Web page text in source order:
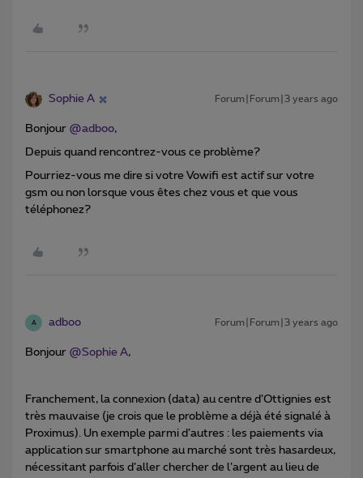
Sophie A Forum|Forum|3 years ago
Bonjour @adboo,
Depuis quand rencontrez-vous ce problème?
Pourriez-vous me dire si votre Vowifi est actif sur votre
gsm ou non lorsque vous êtes chez vous et que vous
téléphonez?
A adboo Forum|Forum|3 years ago
Bonjour @Sophie A,
Franchement, la connexion (data) au centre d’Ottignies est
très mauvaise (je crois que le problème a déjà été signalé à
Proximus). Un exemple parmi d’autres : les paiements via
application sur smartphone au marché sont très hasardeux,
nécessitant parfois d’aller chercher de l’argent au lieu de